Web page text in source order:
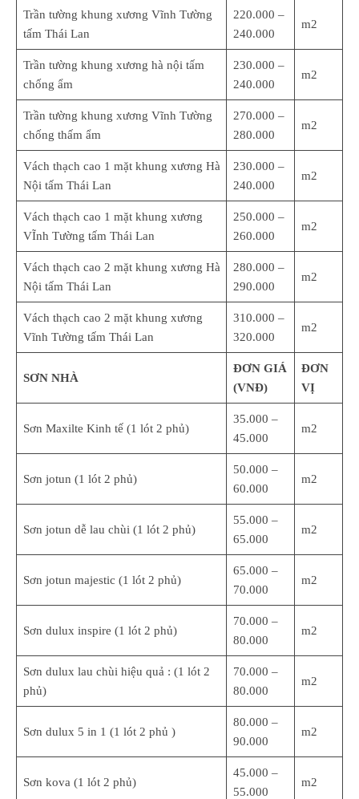
Trần tường khung xương Vĩnh Tường
tấm Thái Lan
220.000 –
240.000
m2
Trần tường khung xương hà nội tấm
chống ẩm
230.000 –
240.000
m2
Trần tường khung xương Vĩnh Tường
chống thấm ẩm
270.000 –
280.000
m2
Vách thạch cao 1 mặt khung xương Hà
Nội tấm Thái Lan
230.000 –
240.000
m2
Vách thạch cao 1 mặt khung xương
VĨnh Tường tấm Thái Lan
250.000 –
260.000
m2
Vách thạch cao 2 mặt khung xương Hà
Nội tấm Thái Lan
280.000 –
290.000
m2
Vách thạch cao 2 mặt khung xương
Vĩnh Tường tấm Thái Lan
310.000 –
320.000
m2
SƠN NHÀ
ĐƠN GIÁ
(VNĐ)
ĐƠN
VỊ
Sơn Maxilte Kinh tế (1 lót 2 phủ)
35.000 –
45.000
m2
Sơn jotun (1 lót 2 phủ)
50.000 –
60.000
m2
Sơn jotun dễ lau chùi (1 lót 2 phủ)
55.000 –
65.000
m2
Sơn jotun majestic (1 lót 2 phủ)
65.000 –
70.000
m2
Sơn dulux inspire (1 lót 2 phủ)
70.000 –
80.000
m2
Sơn dulux lau chùi hiệu quả : (1 lót 2
phủ)
70.000 –
80.000
m2
Sơn dulux 5 in 1 (1 lót 2 phủ )
80.000 –
90.000
m2
Sơn kova (1 lót 2 phủ)
45.000 –
55.000
m2